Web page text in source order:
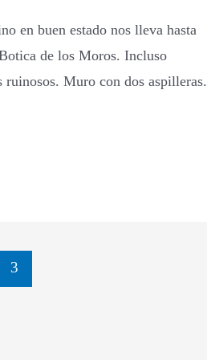
en buen estado nos lleva hasta
de los Moros. Incluso
ruinosos. Muro con dos aspilleras.
3